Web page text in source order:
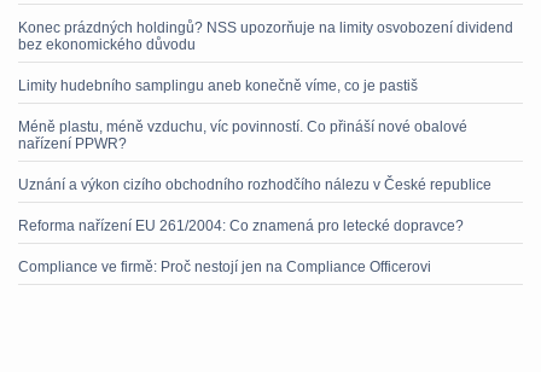
Konec prázdných holdingů? NSS upozorňuje na limity osvobození dividend
bez ekonomického důvodu
Limity hudebního samplingu aneb konečně víme, co je pastiš
Méně plastu, méně vzduchu, víc povinností. Co přináší nové obalové
nařízení PPWR?
Uznání a výkon cizího obchodního rozhodčího nálezu v České republice
Reforma nařízení EU 261/2004: Co znamená pro letecké dopravce?
Compliance ve firmě: Proč nestojí jen na Compliance Officerovi